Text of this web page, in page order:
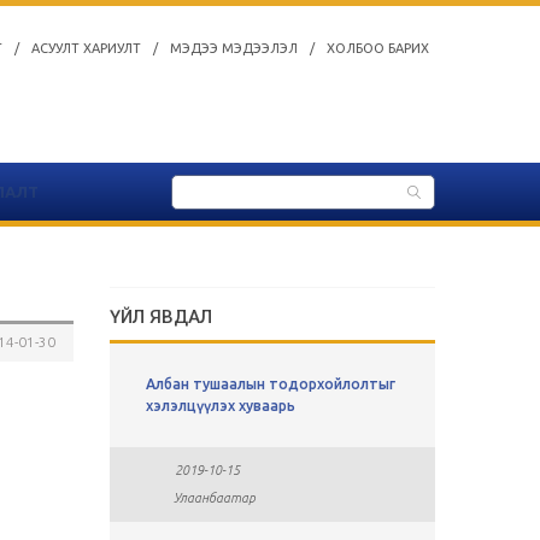
/ АСУУЛТ ХАРИУЛТ / МЭДЭЭ МЭДЭЭЛЭЛ / ХОЛБОО БАРИХ
01-30
ҮЙЛ ЯВДАЛ
Албан тушаалын тодорхойлолтыг
хэлэлцүүлэх хуваарь
2019-10-15
Улаанбаатар